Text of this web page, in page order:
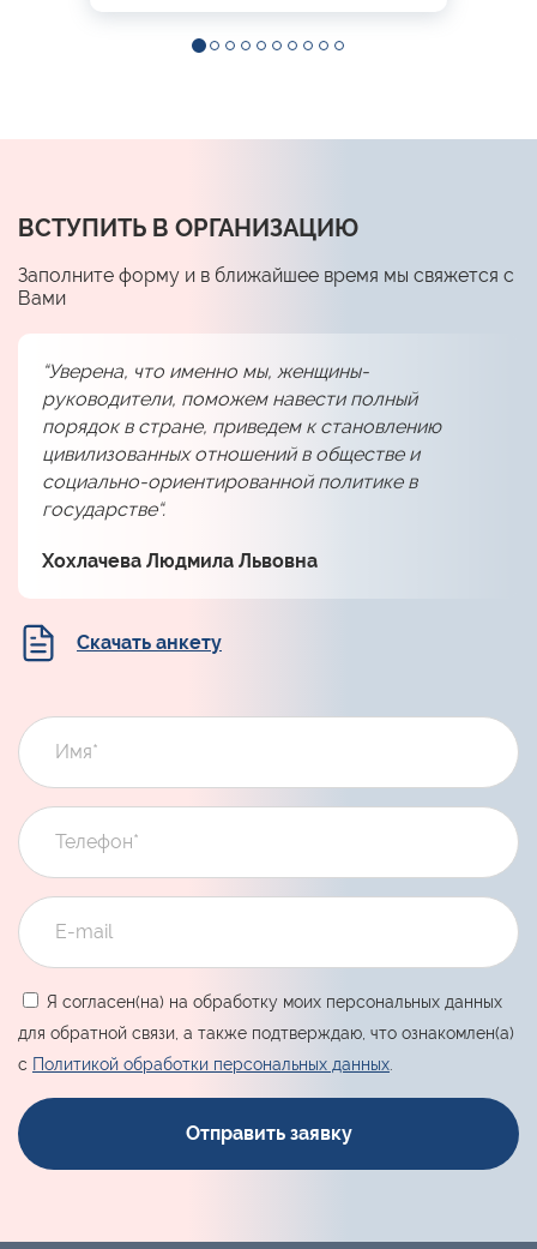
ВСТУПИТЬ В ОРГАНИЗАЦИЮ
Заполните форму и в ближайшее время мы свяжется с
Вами
“Уверена, что именно мы, женщины-
руководители, поможем навести полный
порядок в стране, приведем к становлению
цивилизованных отношений в обществе и
социально-ориентированной политике в
государстве“.
Хохлачева Людмила Львовна
Скачать анкету
Я согласен(на) на обработку моих персональных данных
для обратной связи, а также подтверждаю, что ознакомлен(а)
с Политикой обработки персональных данных